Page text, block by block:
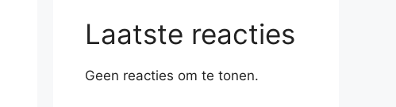
Laatste reacties
Geen reacties om te tonen.